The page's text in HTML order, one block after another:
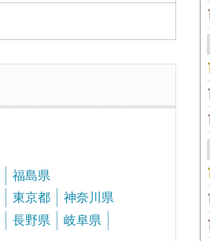
福島県
東京都
神奈川県
長野県
岐阜県